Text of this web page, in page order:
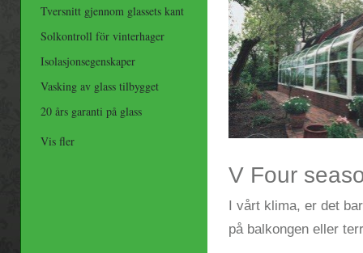
Tversnitt gjennom glassets kant
Solkontroll för vinterhager
Isolasjonsegenskaper
Vasking av glass tilbygget
20 års garanti på glass
Vis fler
V Four
I vårt klima, er det
på balkongen eller